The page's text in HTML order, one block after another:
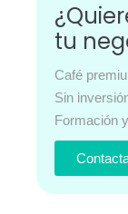
tu
Café
Sin
Formación